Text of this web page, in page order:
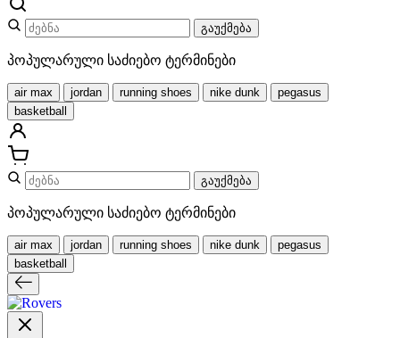
გაუქმება
პოპულარული საძიებო ტერმინები
air max jordan running shoes nike dunk
pegasus
basketball
გაუქმება
პოპულარული საძიებო ტერმინები
air max jordan running shoes nike dunk
pegasus
basketball